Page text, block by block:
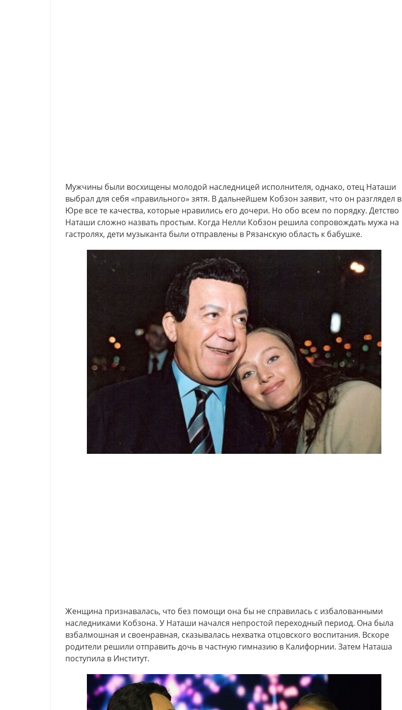
Мужчины были восхищены молодой наследницей исполнителя, однако, отец Наташи
выбрал для себя «правильного» зятя. В дальнейшем Кобзон заявит, что он разглядел в
Юре все те качества, которые нравились его дочери. Но обо всем по порядку. Детство
Наташи сложно назвать простым. Когда Нелли Кобзон решила сопровождать мужа на
гастролях, дети музыканта были отправлены в Рязанскую область к бабушке.
Женщина признавалась, что без помощи она бы не справилась с избалованными
наследниками Кобзона. У Наташи начался непростой переходный период. Она была
взбалмошная и своенравная, сказывалась нехватка отцовского воспитания. Вскоре
родители решили отправить дочь в частную гимназию в Калифорнии. Затем Наташа
поступила в Институт.